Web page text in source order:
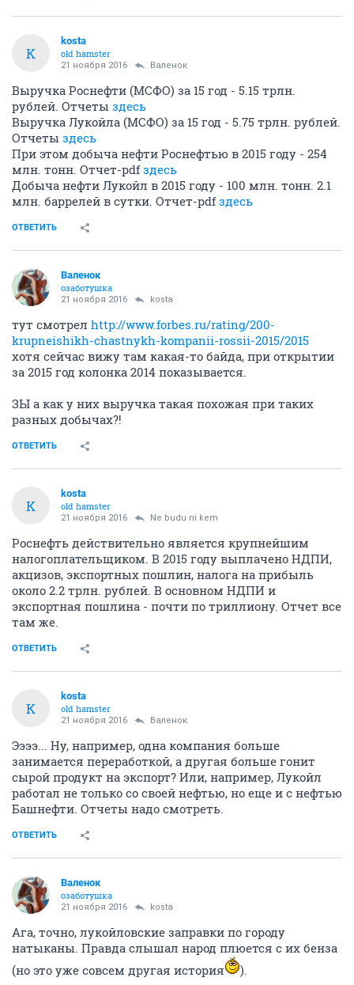
K
kosta
old hamster
21 ноября 2016 Валенок
Выручка Роснефти (МСФО) за 15 год - 5.15 трлн.
рублей. Отчеты здесь
Выручка Лукойла (МСФО) за 15 год - 5.75 трлн. рублей.
Отчеты здесь
При этом добыча нефти Роснефтью в 2015 году - 254
млн. тонн. Отчет-pdfздесь
Добыча нефти Лукойл в 2015 году - 100 млн. тонн. 2.1
млн. баррелей в сутки. Отчет-pdfздесь
ОТВЕТИТЬ
Валенок
озаботушка
21 ноября 2016 kosta
тут смотрел http://www.forbes.ru/rating/200-
krupneishikh-chastnykh-kompanii-rossii-2015/2015
хотя сейчас вижу там какая-то байда, при открытии
за 2015 год колонка 2014 показывается.
ЗЫ а как у них выручка такая похожая при таких
разных добычах?!
ОТВЕТИТЬ
K
kosta
old hamster
21 ноября 2016 Ne budu ni kem
Роснефть действительно является крупнейшим
налогоплательщиком. В 2015 году выплачено НДПИ,
акцизов, экспортных пошлин, налога на прибыль
около 2.2 трлн. рублей. В основном НДПИ и
экспортная пошлина - почти по триллиону. Отчет все
там же.
ОТВЕТИТЬ
K
kosta
old hamster
21 ноября 2016 Валенок
Ээээ... Ну, например, одна компания больше
занимается переработкой, а другая больше гонит
сырой продукт на экспорт? Или, например, Лукойл
работал не только со своей нефтью, но еще и с нефтью
Башнефти. Отчеты надо смотреть.
ОТВЕТИТЬ
Валенок
озаботушка
21 ноября 2016 kosta
Ага, точно, лукойловские заправки по городу
натыканы. Правда слышал народ плюется с их бенза
(но это уже совсем другая история
).